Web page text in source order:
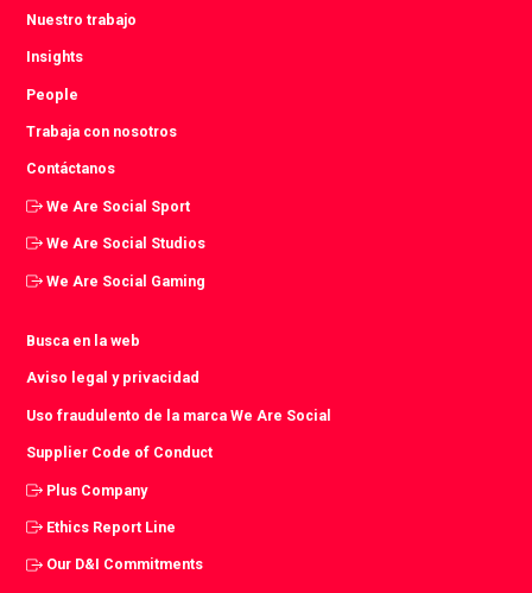
Nuestro trabajo
Insights
People
Trabaja con nosotros
Contáctanos
We Are Social Sport
We Are Social Studios
We Are Social Gaming
Busca en la web
Aviso legal y privacidad
Uso fraudulento de la marca We Are Social
Supplier Code of Conduct
Plus Company
Ethics Report Line
Our D&I Commitments